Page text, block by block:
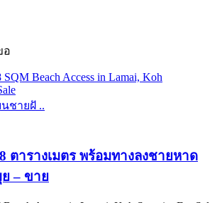
อ
ชายฝั ..
ตารางเมตร พร้อมทางลงชายหาด
ย – ขาย